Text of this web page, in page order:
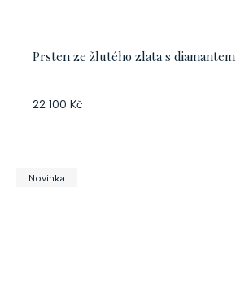
Prsten ze žlutého zlata s diamantem
22 100 Kč
Novinka